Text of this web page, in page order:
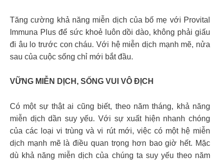
Tăng cường khả năng miễn dịch của bố mẹ với Provital
Immuna Plus để sức khoẻ luôn dồi dào, không phải giấu
đi âu lo trước con cháu. Với hệ miễn dịch mạnh mẽ, nửa
sau của cuộc sống chỉ mới bắt đầu.
VỮNG MIỄN DỊCH, SỐNG VUI VÔ ĐỊCH
Có một sự thật ai cũng biết, theo năm tháng, khả năng
miễn dịch dần suy yếu. Với sự xuất hiện nhanh chóng
của các loại vi trùng và vi rút mới, việc có một hệ miễn
dịch mạnh mẽ là điều quan trọng hơn bao giờ hết. Mặc
dù khả năng miễn dịch của chúng ta suy yếu theo năm